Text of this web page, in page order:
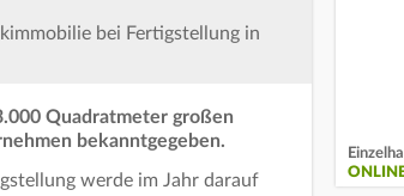
bei Fertigstellung in
Quadratmeter großen
bekanntgegeben.
werde im Jahr darauf